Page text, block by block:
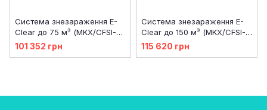
Система знезараження E-
Clear до 75 м³ (MKX/CFSI-
75)
101 352 грн
Система знезараження E-
Clear до 150 м³ (MKX/CFSI-
150)
115 620 грн